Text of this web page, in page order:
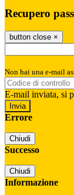
Recupero
button close ×
Non hai una e-mail
E-mail inviata, si
Errore
Chiudi
Successo
Chiudi
Informazione